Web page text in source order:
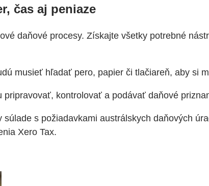
čas aj peniaze
daňové procesy. Získajte všetky potrebné
musieť hľadať pero, papier či tlačiareň, aby si
pripravovať, kontrolovať a podávať daňové
súlade s požiadavkami austrálskych daňových
Xero Tax.